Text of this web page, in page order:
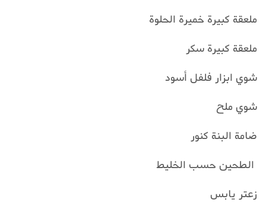
ملعقة كبيرة خميرة الحلوة
ملعقة كبيرة سكر
شوي ابزار فلفل أسود
شوي ملح
ضامة البنة كنور
الطحين حسب الخليط
زعتر يابس